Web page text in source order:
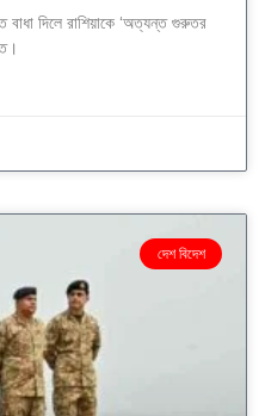
দিলে রাশিয়াকে ‘অত্যন্ত গুরুতর
দেশ বিদেশ